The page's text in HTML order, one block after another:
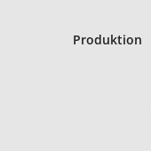
Produktion